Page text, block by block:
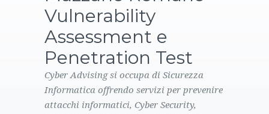
PRODOTTI
CONTATTI
Vulnerability
Assessment e
Penetration Test
Cyber Advising si occupa di Sicurezza
Informatica offrendo servizi per prevenire
attacchi informatici, Cyber Security,